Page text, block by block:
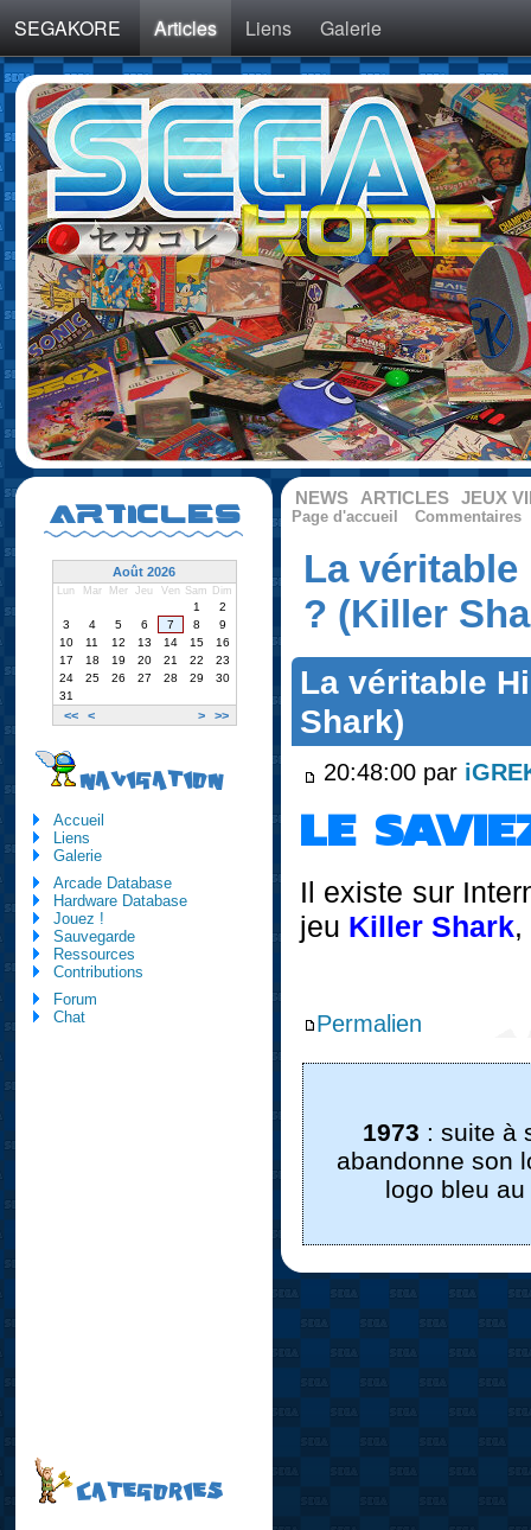
SEGAKORE Articles Liens Galerie
NEWS ARTICLES JEUX
Page d'accueil Commentaires
La
? (Killer
La véritable
Shark)
20:48:00 par
LE
Il existe sur
jeu Killer Shark,
Permalien
1973 : suite à
abandonne son
logo bleu
ARTICLES
Août 2026
Lun Mar Mer Jeu Ven Sam Dim
<< < > >>
1
2
3
4 5 6 7 8
9
10
11 12 13 14 15
16
17
18 19 20 21 22
23
24
25 26 27 28 29
30
31
NAVIGATION
Accueil
Liens
Galerie
Arcade Database
Hardware Database
Jouez !
Sauvegarde
Ressources
Contributions
Forum
Chat
CATEGORIES